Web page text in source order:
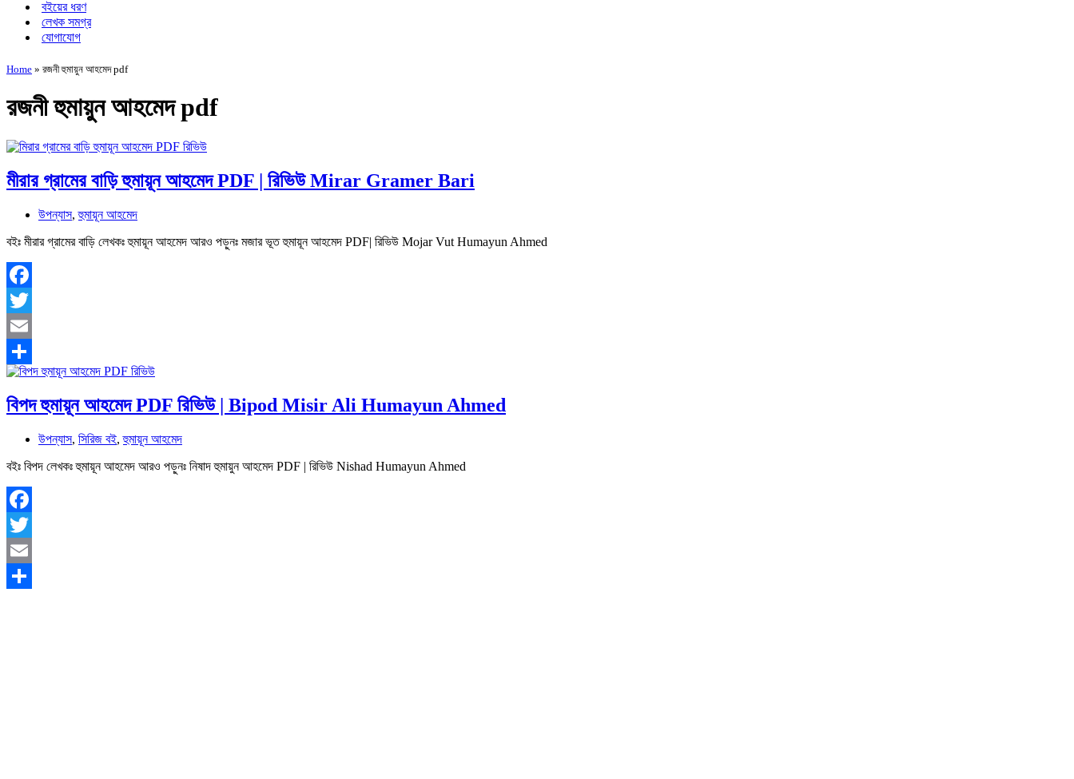
বইয়ের ধরণ
লেখক সমগ্র
যোগাযোগ
Home » রজনী হুমায়ুন আহমেদ pdf
রজনী হুমায়ুন আহমেদ pdf
মীরার গ্রামের বাড়ি হুমায়ূন আহমেদ PDF | রিভিউ Mirar Gramer Bari
উপন্যাস,হুমায়ূন আহমেদ
বইঃ মীরার গ্রামের বাড়ি লেখকঃ হুমায়ূন আহমেদ আরও পড়ুনঃ মজার ভূত হুমায়ূন আহমেদ PDF| রিভিউ Mojar Vut Humayun Ahmed
Facebook
Twitter
Email
Share
বিপদ হুমায়ূন আহমেদ PDF রিভিউ | Bipod Misir Ali Humayun Ahmed
উপন্যাস, সিরিজ বই,হুমায়ূন আহমেদ
বইঃ বিপদ লেখকঃ হুমায়ূন আহমেদ আরও পড়ুনঃ নিষাদ হুমায়ুন আহমেদ PDF | রিভিউ Nishad Humayun Ahmed
Facebook
Twitter
Email